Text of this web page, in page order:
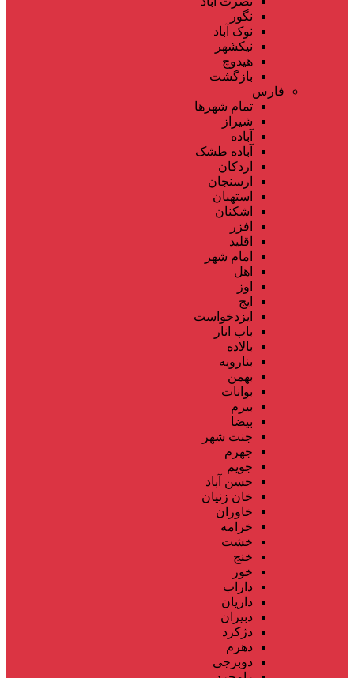
نگور
نوک آباد
نیکشهر
هیدوچ
بازگشت
فارس
تمام شهر‌ها
شیراز
آباده
آباده طشک
اردکان
ارسنجان
استهبان
اشکنان
افزر
اقلید
امام شهر
اهل
اوز
ایج
ایزدخواست
باب انار
بالاده
بنارویه
بهمن
بوانات
بیرم
بیضا
جنت شهر
جهرم
جویم
حسن آباد
خان زنیان
خاوران
خرامه
خشت
خنج
خور
داراب
داریان
دبیران
دژکرد
دهرم
دوبرجی